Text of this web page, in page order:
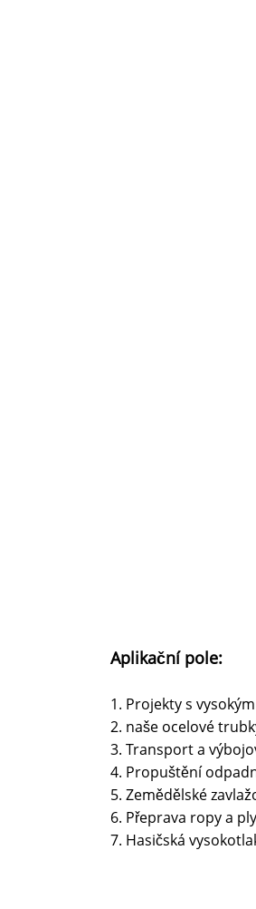
Aplikační pole:
1. Projekty s
2. naše ocelové
3. Transport a
4. Propuštění
5. Zemědělské
6. Přeprava ropy a
7. Hasičská